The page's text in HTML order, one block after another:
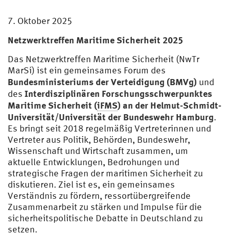
7. Oktober 2025
Netzwerktreffen Maritime Sicherheit 2025
Das Netzwerktreffen Maritime Sicherheit (NwTr
MarSi) ist ein gemeinsames Forum des
Bundesministeriums der Verteidigung (BMVg) und
des Interdisziplinären Forschungsschwerpunktes
Maritime Sicherheit (iFMS) an der Helmut-Schmidt-
Universität/Universität der Bundeswehr Hamburg.
Es bringt seit 2018 regelmäßig Vertreterinnen und
Vertreter aus Politik, Behörden, Bundeswehr,
Wissenschaft und Wirtschaft zusammen, um
aktuelle Entwicklungen, Bedrohungen und
strategische Fragen der maritimen Sicherheit zu
diskutieren. Ziel ist es, ein gemeinsames
Verständnis zu fördern, ressortübergreifende
Zusammenarbeit zu stärken und Impulse für die
sicherheitspolitische Debatte in Deutschland zu
setzen.